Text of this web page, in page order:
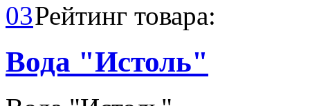
Рейтинг товара:
Вода "Истоль"